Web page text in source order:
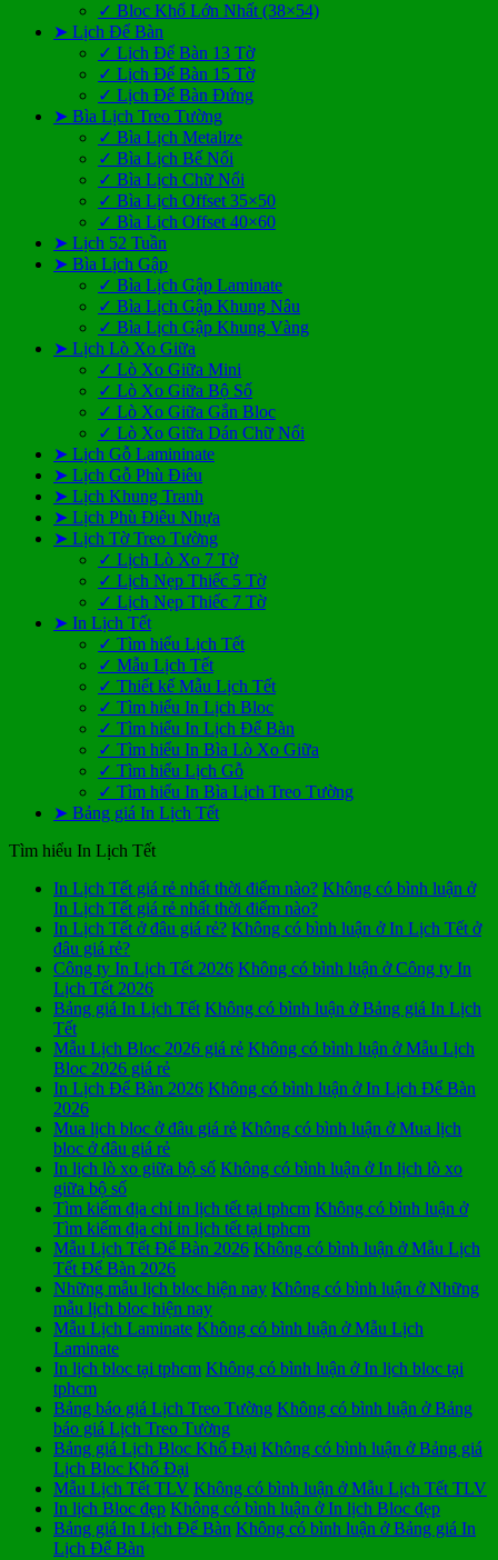
✓ Bloc Khổ Lớn Nhất (38×54)
➤ Lịch Để Bàn
✓ Lịch Để Bàn 13 Tờ
✓ Lịch Để Bàn 15 Tờ
✓ Lịch Để Bàn Đứng
➤ Bìa Lịch Treo Tường
✓ Bìa Lịch Metalize
✓ Bìa Lịch Bế Nổi
✓ Bìa Lịch Chữ Nổi
✓ Bìa Lịch Offset 35×50
✓ Bìa Lịch Offset 40×60
➤ Lịch 52 Tuần
➤ Bìa Lịch Gập
✓ Bìa Lịch Gập Laminate
✓ Bìa Lịch Gập Khung Nâu
✓ Bìa Lịch Gập Khung Vàng
➤ Lịch Lò Xo Giữa
✓ Lò Xo Giữa Mini
✓ Lò Xo Giữa Bộ Số
✓ Lò Xo Giữa Gắn Bloc
✓ Lò Xo Giữa Dán Chữ Nổi
➤ Lịch Gỗ Lamininate
➤ Lịch Gỗ Phù Điêu
➤ Lịch Khung Tranh
➤ Lịch Phù Điêu Nhựa
➤ Lịch Tờ Treo Tường
✓ Lịch Lò Xo 7 Tờ
✓ Lịch Nẹp Thiếc 5 Tờ
✓ Lịch Nẹp Thiếc 7 Tờ
➤ In Lịch Tết
✓ Tìm hiểu Lịch Tết
✓ Mẫu Lịch Tết
✓ Thiết kế Mẫu Lịch Tết
✓ Tìm hiểu In Lịch Bloc
✓ Tìm hiểu In Lịch Để Bàn
✓ Tìm hiểu In Bìa Lò Xo Giữa
✓ Tìm hiểu Lịch Gỗ
✓ Tìm hiểu In Bìa Lịch Treo Tường
➤ Bảng giá In Lịch Tết
Tìm hiểu In Lịch Tết
In Lịch Tết giá rẻ nhất thời điểm nào? Không có bình luận ở
In Lịch Tết giá rẻ nhất thời điểm nào?
In Lịch Tết ở đâu giá rẻ? Không có bình luận ở In Lịch Tết ở
đâu giá rẻ?
Công ty In Lịch Tết 2026 Không có bình luận ở Công ty In
Lịch Tết 2026
Bảng giá In Lịch Tết Không có bình luận ở Bảng giá In Lịch
Tết
Mẫu Lịch Bloc 2026 giá rẻ Không có bình luận ở Mẫu Lịch
Bloc 2026 giá rẻ
In Lịch Để Bàn 2026 Không có bình luận ở In Lịch Để Bàn
2026
Mua lịch bloc ở đâu giá rẻ Không có bình luận ở Mua lịch
bloc ở đâu giá rẻ
In lịch lò xo giữa bộ số Không có bình luận ở In lịch lò xo
giữa bộ số
Tìm kiếm địa chỉ in lịch tết tại tphcm Không có bình luận ở
Tìm kiếm địa chỉ in lịch tết tại tphcm
Mẫu Lịch Tết Để Bàn 2026 Không có bình luận ở Mẫu Lịch
Tết Để Bàn 2026
Những mẫu lịch bloc hiện nay Không có bình luận ở Những
mẫu lịch bloc hiện nay
Mẫu Lịch Laminate Không có bình luận ở Mẫu Lịch
Laminate
In lịch bloc tại tphcm Không có bình luận ở In lịch bloc tại
tphcm
Bảng báo giá Lịch Treo Tường Không có bình luận ở Bảng
báo giá Lịch Treo Tường
Bảng giá Lịch Bloc Khổ Đại Không có bình luận ở Bảng giá
Lịch Bloc Khổ Đại
Mẫu Lịch Tết TLV Không có bình luận ở Mẫu Lịch Tết TLV
In lịch Bloc đẹp Không có bình luận ở In lịch Bloc đẹp
Bảng giá In Lịch Để Bàn Không có bình luận ở Bảng giá In
Lịch Để Bàn